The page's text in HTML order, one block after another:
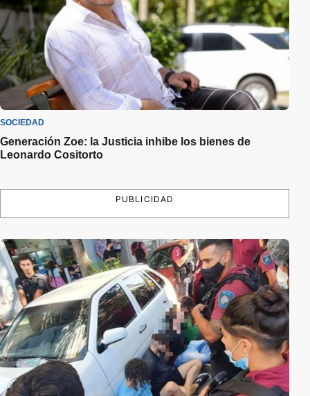
SOCIEDAD
Generación Zoe: la Justicia inhibe los bienes de
Leonardo Cositorto
PUBLICIDAD